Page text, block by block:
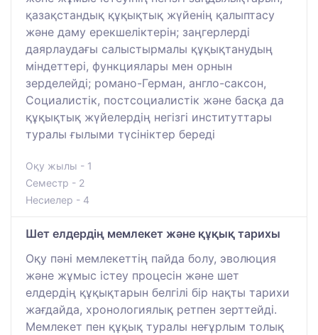
қазақстандық құқықтық жүйенің қалыптасу
және даму ерекшеліктерін; заңгерлерді
даярлаудағы салыстырмалы құқықтанудың
міндеттері, функциялары мен орнын
зерделейді; романо-Герман, англо-саксон,
Социалистік, постсоциалистік және басқа да
құқықтық жүйелердің негізгі институттары
туралы ғылыми түсініктер береді
Оқу жылы - 1
Семестр - 2
Несиелер - 4
Шет елдердің мемлекет және құқық тарихы
Оқу пәні мемлекеттің пайда болу, эволюция
және жұмыс істеу процесін және шет
елдердің құқықтарын белгілі бір нақты тарихи
жағдайда, хронологиялық ретпен зерттейді.
Мемлекет пен құқық туралы неғұрлым толық